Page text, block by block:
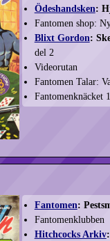
Ödeshandsken:
Fantomen shop:
Blixt Gordon:
del 2
Videorutan
Fantomen Talar:
Fantomenknäcket
Fantomen:
Fantomenklubben
Hitchcocks Arkiv